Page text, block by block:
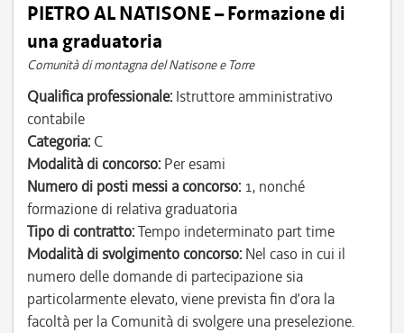
PIETRO AL NATISONE – Formazione di
una graduatoria
Comunità di montagna del Natisone e Torre
Qualifica professionale: Istruttore amministrativo
contabile
Categoria: C
Modalità di concorso: Per esami
Numero di posti messi a concorso: 1, nonché
formazione di relativa graduatoria
Tipo di contratto:Tempo indeterminato part time
Modalità di svolgimento concorso: Nel caso in cui il
numero delle domande di partecipazione sia
particolarmente elevato, viene prevista fin d’ora la
facoltà per la Comunità di svolgere una preselezione.